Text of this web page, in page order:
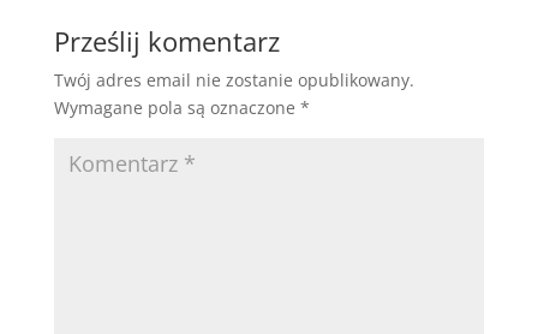
Prześlij komentarz
Twój adres email nie zostanie opublikowany.
Wymagane pola są oznaczone *